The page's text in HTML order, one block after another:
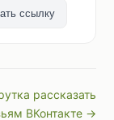
ссылку
рассказать
ВКонтакте →